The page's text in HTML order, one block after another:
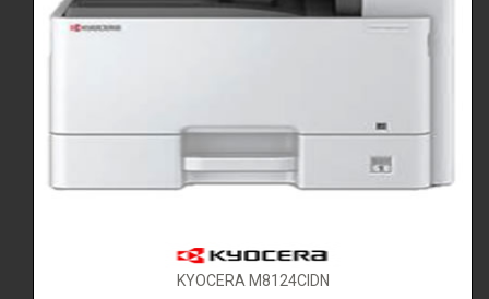
KYOCERA M8124CIDN